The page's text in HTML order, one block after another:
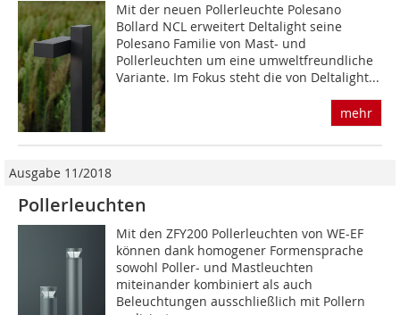
Mit der neuen Pollerleuchte Polesano
Bollard NCL erweitert Deltalight seine
Polesano Familie von Mast- und
Pollerleuchten um eine umweltfreundliche
Variante. Im Fokus steht die von Deltalight...
mehr
Ausgabe 11/2018
Pollerleuchten
Mit den ZFY200 Pollerleuchten von WE-EF
können dank homogener Formensprache
sowohl Poller- und Mastleuchten
miteinander kombiniert als auch
Beleuchtungen ausschließlich mit Pollern